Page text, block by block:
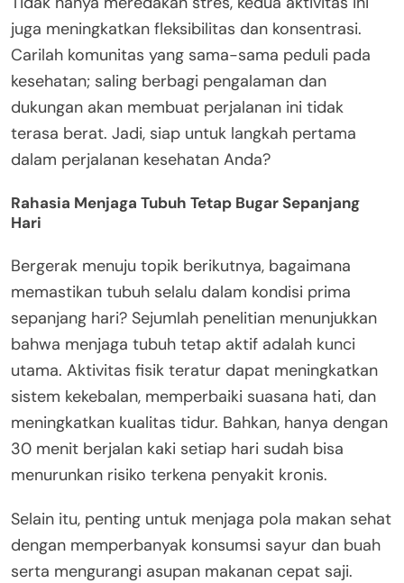
juga meningkatkan fleksibilitas dan konsentrasi.
Carilah komunitas yang sama-sama peduli pada
kesehatan; saling berbagi pengalaman dan
dukungan akan membuat perjalanan ini tidak
terasa berat. Jadi, siap untuk langkah pertama
dalam perjalanan kesehatan Anda?
Rahasia Menjaga Tubuh Tetap Bugar Sepanjang
Hari
Bergerak menuju topik berikutnya, bagaimana
memastikan tubuh selalu dalam kondisi prima
sepanjang hari? Sejumlah penelitian menunjukkan
bahwa menjaga tubuh tetap aktif adalah kunci
utama. Aktivitas fisik teratur dapat meningkatkan
sistem kekebalan, memperbaiki suasana hati, dan
meningkatkan kualitas tidur. Bahkan, hanya dengan
30 menit berjalan kaki setiap hari sudah bisa
menurunkan risiko terkena penyakit kronis.
Selain itu, penting untuk menjaga pola makan sehat
dengan memperbanyak konsumsi sayur dan buah
serta mengurangi asupan makanan cepat saji.